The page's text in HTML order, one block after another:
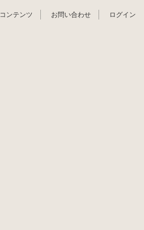
コンテンツ お問い合わせ ログイン